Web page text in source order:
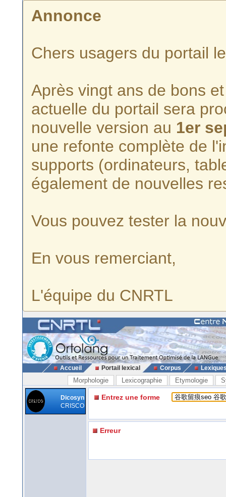
Annonce
Chers usagers du portail
Après vingt ans de bons
actuelle du portail sera
nouvelle version au 1er
une refonte complète de
supports (ordinateurs,
également de nouvelles
Vous pouvez tester la
En vous remerciant,
L'équipe du CNRTL
Accueil Portail lexical Corpus
Morphologie Lexicographie Etymologie
Dicosyn
CRISCO
Entrez une forme
Erreur